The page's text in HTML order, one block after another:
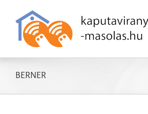
Kihagyás
BERNER